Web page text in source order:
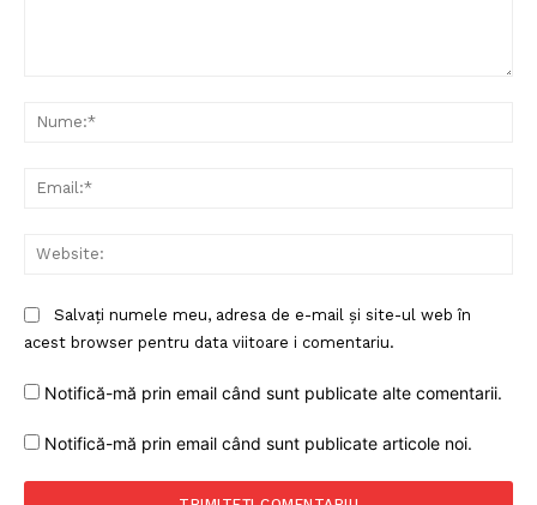
Salvați numele meu, adresa de e-mail și site-ul web în
acest browser pentru data viitoare i comentariu.
Notifică-mă prin email când sunt publicate alte comentarii.
Notifică-mă prin email când sunt publicate articole noi.